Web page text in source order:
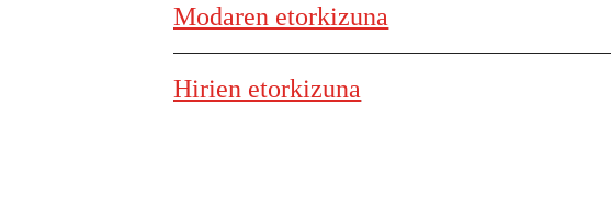
Modaren etorkizuna
Hirien etorkizuna